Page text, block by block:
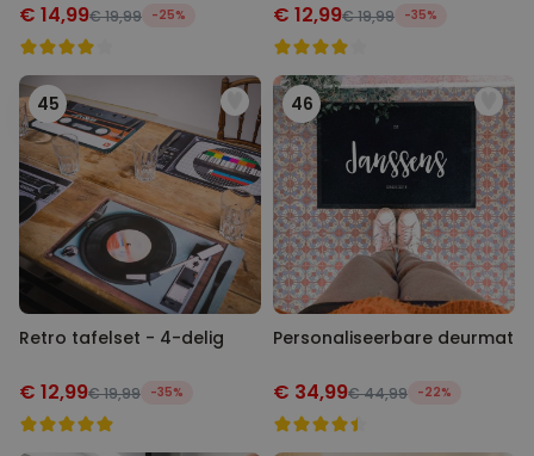
€ 14,99€ 19,99 -25% € 12,99€ 19,99 -35%
45
Retro tafelset - 4-delig
€ 12,99€ 19,99 -35%
46
Personaliseerbare deurmat
€ 34,99€ 44,99 -22%